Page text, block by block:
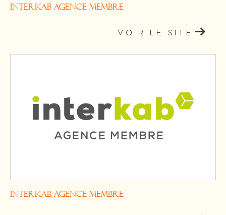
InterKab Agence Membre
VOIR LE SITE
InterKab Agence Membre